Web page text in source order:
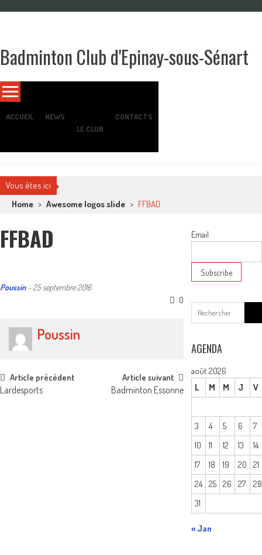
Badminton Club d'Epinay-sous-Sénart
ACCUEIL
NEWS
LE CLUB
CONTACTS
Vous êtes ici
Home > Awesome logos slide > FFBAD
FFBAD
Poussin - 25 septembre 2016
0
Poussin
Post
navigation
Article précédent
Lardesports
Article suivant
Badminton Essonne
Email
for:
AGENDA
août 2026
L
M M J V
3 4 5 6
7
10
11 12 13
14
17
18 19 20
21
24 25 26 27
28
31
« Jan